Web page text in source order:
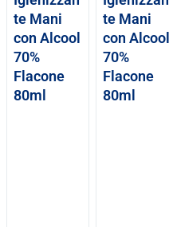
te Mani
con Alcool
70%
Flacone
80ml
te Mani
con Alcool
70%
Flacone
80ml